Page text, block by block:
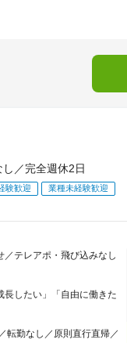
／完全週休2日
験歓迎 業種未経験歓迎
テレアポ・飛び込みなし
したい」「自由に働きた
転勤なし／原則直行直帰／